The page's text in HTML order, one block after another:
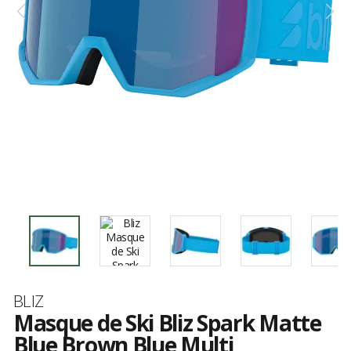
Marque
BLIZ
Masque de Ski Bliz Spark Matte
Blue Brown Blue Multi